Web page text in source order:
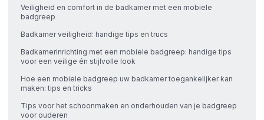
Veiligheid en comfort in de badkamer met een mobiele
badgreep
Badkamer veiligheid: handige tips en trucs
Badkamerinrichting met een mobiele badgreep: handige tips
voor een veilige én stijlvolle look
Hoe een mobiele badgreep uw badkamer toegankelijker kan
maken: tips en tricks
Tips voor het schoonmaken en onderhouden van je badgreep
voor ouderen